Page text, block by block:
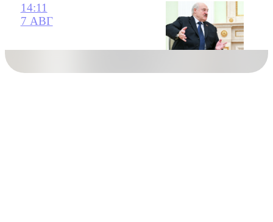
14:11
7 АВГ